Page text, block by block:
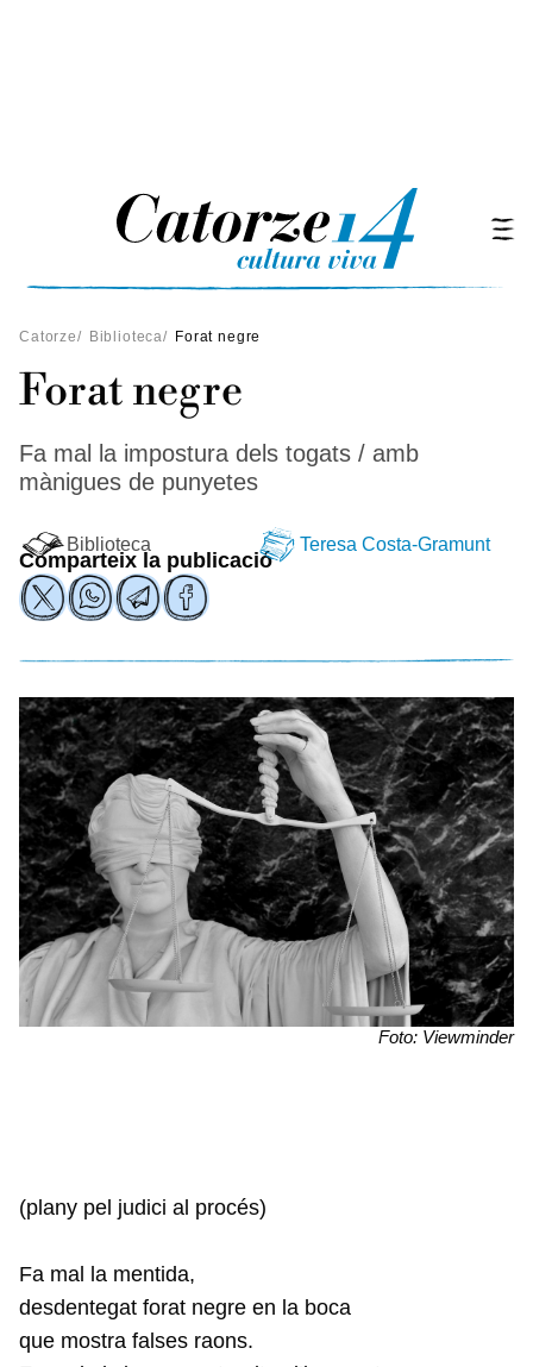
Catorze/ Biblioteca/ Forat negre
Forat negre
Fa mal la impostura dels togats / amb
mànigues de punyetes
Biblioteca Teresa Costa-Gramunt
Comparteix la publicació
Foto: Viewminder
(plany pel judici al procés)
Fa mal la mentida,
desdentegat forat negre en la boca
que mostra falses raons.